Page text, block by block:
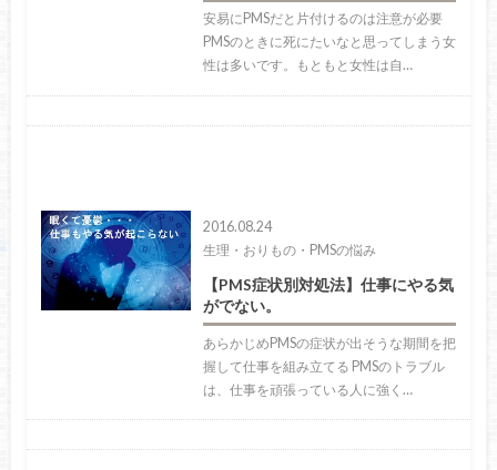
安易にPMSだと片付けるのは注意が必要
PMSのときに死にたいなと思ってしまう女
性は多いです。もともと女性は自…
2016.08.24
生理・おりもの・PMSの悩み
【PMS症状別対処法】仕事にやる気
がでない。
あらかじめPMSの症状が出そうな期間を把
握して仕事を組み立てる PMSのトラブル
は、仕事を頑張っている人に強く…